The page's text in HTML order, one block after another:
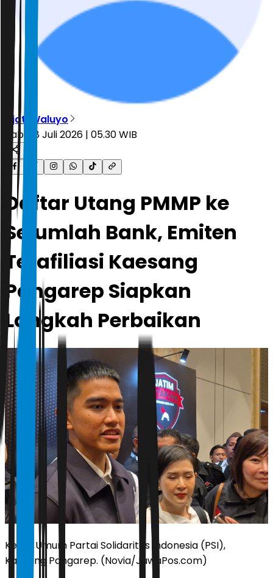
Djati Waluyo
Rabu, 8 Juli 2026 | 05.30 WIB
Daftar Utang PMMP ke
Sejumlah Bank, Emiten
Terafiliasi Kaesang
Pangarep Siapkan
Langkah Perbaikan
Ketua Umum Partai Solidaritas Indonesia (PSI),
Kaesang Pangarep. (Novia/JawaPos.com)